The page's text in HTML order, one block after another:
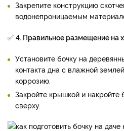
Закрепите конструкцию
водонепроницаемым
✅ 4. Правильное размещение на
Установите бочку на
контакта дна с влажной
коррозию.
Закройте крышкой и накройте
сверху.